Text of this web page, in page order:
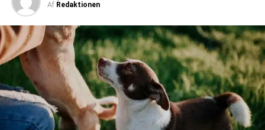
Af Redaktionen